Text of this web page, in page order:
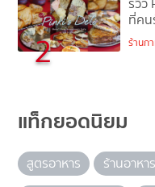
2
ที่คน
ร้านก
แท็กยอดนิยม
สูตรอาหาร ร้านอาหา